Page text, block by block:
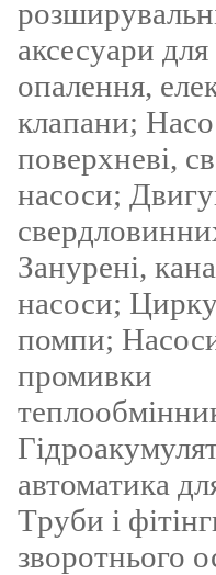
аксесуари
опалення,
клапани;
поверхневі,
насоси;
Занурені,
насоси;
помпи;
промивки
автоматика
Tруби і
зворотнього